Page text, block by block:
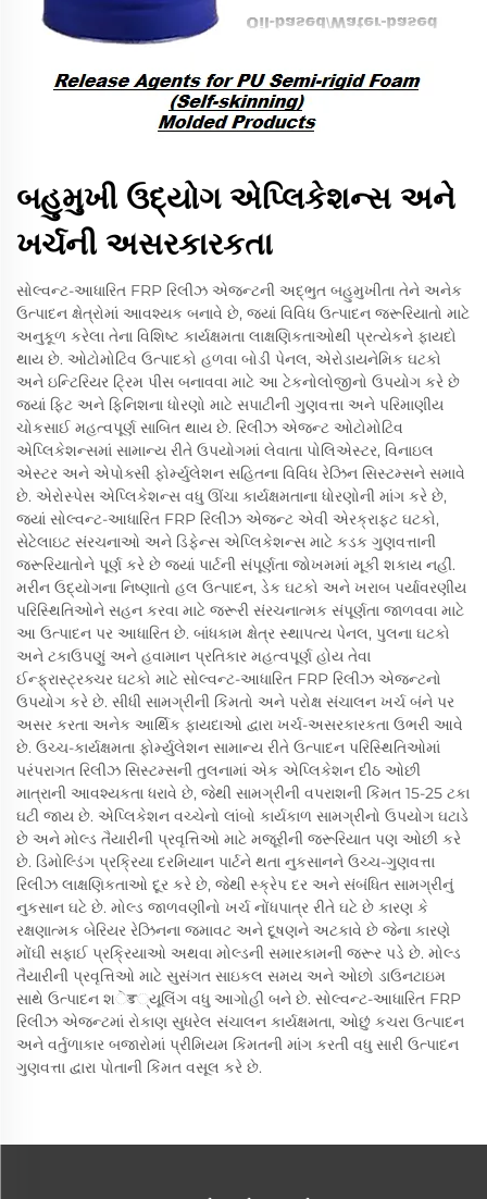
બહુમુખી ઉદ્યોગ એપ્લિકેશન્સ અને
ખર્ચની અસરકારકતા
સોલ્વન્ટ-આધારિત FRP રિલીઝ એજન્ટની અદ્ભુત બહુમુખીતા તેને અનેક
ઉત્પાદન ક્ષેત્રોમાં આવશ્યક બનાવે છે, જ્યાં વિવિધ ઉત્પાદન જરૂરિયાતો માટે
અનુકૂળ કરેલા તેના વિશિષ્ટ કાર્યક્ષમતા લાક્ષણિકતાઓથી પ્રત્યેકને ફાયદો
થાય છે. ઓટોમોટિવ ઉત્પાદકો હળવા બોડી પેનલ, એરોડાયનેમિક ઘટકો
અને ઇન્ટિરિયર ટ્રિમ પીસ બનાવવા માટે આ ટેકનોલોજીનો ઉપયોગ કરે છે
જ્યાં ફિટ અને ફિનિશના ધોરણો માટે સપાટીની ગુણવત્તા અને પરિમાણીય
ચોકસાઈ મહત્વપૂર્ણ સાબિત થાય છે. રિલીઝ એજન્ટ ઓટોમોટિવ
એપ્લિકેશન્સમાં સામાન્ય રીતે ઉપયોગમાં લેવાતા પોલિએસ્ટર, વિનાઇલ
એસ્ટર અને એપોક્સી ફોર્મ્યુલેશન સહિતના વિવિધ રેઝિન સિસ્ટમ્સને સમાવે
છે. એરોસ્પેસ એપ્લિકેશન્સ વધુ ઊંચા કાર્યક્ષમતાના ધોરણોની માંગ કરે છે,
જ્યાં સોલ્વન્ટ-આધારિત FRP રિલીઝ એજન્ટ એવી એરક્રાફ્ટ ઘટકો,
સેટેલાઇટ સંરચનાઓ અને ડિફેન્સ એપ્લિકેશન્સ માટે કડક ગુણવત્તાની
જરૂરિયાતોને પૂર્ણ કરે છે જ્યાં પાર્ટની સંપૂર્ણતા જોખમમાં મૂકી શકાય નહીં.
મરીન ઉદ્યોગના નિષ્ણાતો હલ ઉત્પાદન, ડેક ઘટકો અને ખરાબ પર્યાવરણીય
પરિસ્થિતિઓને સહન કરવા માટે જરૂરી સંરચનાત્મક સંપૂર્ણતા જાળવવા માટે
આ ઉત્પાદન પર આધારિત છે. બાંધકામ ક્ષેત્ર સ્થાપત્ય પેનલ, પુલના ઘટકો
અને ટકાઉપણું અને હવામાન પ્રતિકાર મહત્વપૂર્ણ હોય તેવા
ઈન્ફ્રાસ્ટ્રક્ચર ઘટકો માટે સોલ્વન્ટ-આધારિત FRP રિલીઝ એજન્ટનો
ઉપયોગ કરે છે. સીધી સામગ્રીની કિંમતો અને પરોક્ષ સંચાલન ખર્ચ બંને પર
અસર કરતા અનેક આર્થિક ફાયદાઓ દ્વારા ખર્ચ-અસરકારકતા ઉભરી આવે
છે. ઉચ્ચ-કાર્યક્ષમતા ફોર્મ્યુલેશન સામાન્ય રીતે ઉત્પાદન પરિસ્થિતિઓમાં
પરંપરાગત રિલીઝ સિસ્ટમ્સની તુલનામાં એક એપ્લિકેશન દીઠ ઓછી
માત્રાની આવશ્યકતા ધરાવે છે, જેથી સામગ્રીની વપરાશની કિંમત 15-25 ટકા
ઘટી જાય છે. એપ્લિકેશન વચ્ચેનો લાંબો કાર્યકાળ સામગ્રીનો ઉપયોગ ઘટાડે
છે અને મોલ્ડ તૈયારીની પ્રવૃત્તિઓ માટે મજૂરીની જરૂરિયાત પણ ઓછી કરે
છે. ડિમોલ્ડિંગ પ્રક્રિયા દરમિયાન પાર્ટને થતા નુકસાનને ઉચ્ચ-ગુણવત્તા
રિલીઝ લાક્ષણિકતાઓ દૂર કરે છે, જેથી સ્ક્રેપ દર અને સંબંધિત સામગ્રીનું
નુકસાન ઘટે છે. મોલ્ડ જાળવણીનો ખર્ચ નોંધપાત્ર રીતે ઘટે છે કારણ કે
રક્ષણાત્મક બેરિયર રેઝિનના જમાવટ અને દૂષણને અટકાવે છે જેના કારણે
મોંઘી સફાઈ પ્રક્રિયાઓ અથવા મોલ્ડની સમારકામની જરૂર પડે છે. મોલ્ડ
તૈયારીની પ્રવૃત્તિઓ માટે સુસંગત સાઇકલ સમય અને ઓછો ડાઉનટાઇમ
સાથે ઉત્પાદન શेड્યૂલિંગ વધુ આગોહી બને છે. સોલ્વન્ટ-આધારિત FRP
રિલીઝ એજન્ટમાં રોકાણ સુધરેલ સંચાલન કાર્યક્ષમતા, ઓછું કચરા ઉત્પાદન
અને વર્તુળાકાર બજારોમાં પ્રીમિયમ કિંમતની માંગ કરતી વધુ સારી ઉત્પાદન
ગુણવત્તા દ્વારા પોતાની કિંમત વસૂલ કરે છે.